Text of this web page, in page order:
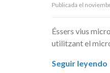
Publicada el
Éssers vius
utilitzant el
Seguir leyendo